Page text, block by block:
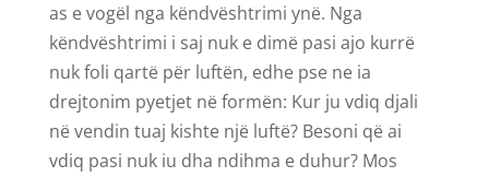
as e vogël nga këndvështrimi ynë. Nga
këndvështrimi i saj nuk e dimë pasi ajo kurrë
nuk foli qartë për luftën, edhe pse ne ia
drejtonim pyetjet në formën: Kur ju vdiq djali
në vendin tuaj kishte një luftë? Besoni që ai
vdiq pasi nuk iu dha ndihma e duhur? Mos